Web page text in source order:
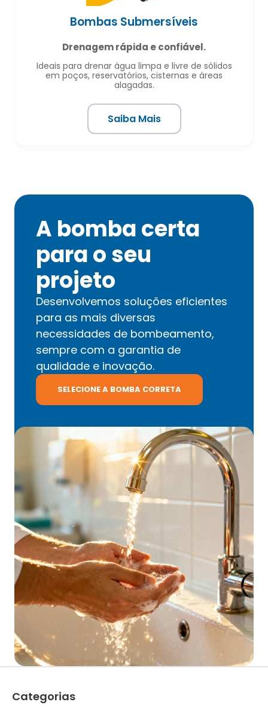
Bombas Submersíveis
Drenagem rápida e confiável.
Ideais para drenar água limpa e livre de sólidos
em poços, reservatórios, cisternas e áreas
alagadas.
Saiba Mais
A bomba certa
para o seu
projeto
Desenvolvemos soluções eficientes
para as mais diversas
necessidades de bombeamento,
sempre com a garantia de
qualidade e inovação.
SELECIONE A BOMBA CORRETA
Categorias